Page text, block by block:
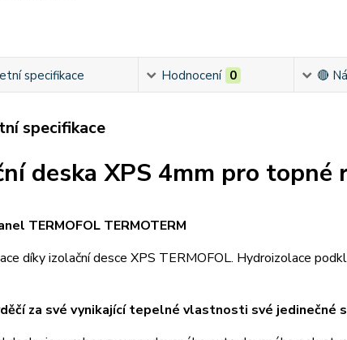
specifikace Hodnocení 0 🔴
specifikace
deska XPS 4mm pro topné
TERMOFOL TERMOTERM
díky izolační desce XPS TERMOFOL. Hydroizolace
za své vynikající tepelné vlastnosti své jedinečné